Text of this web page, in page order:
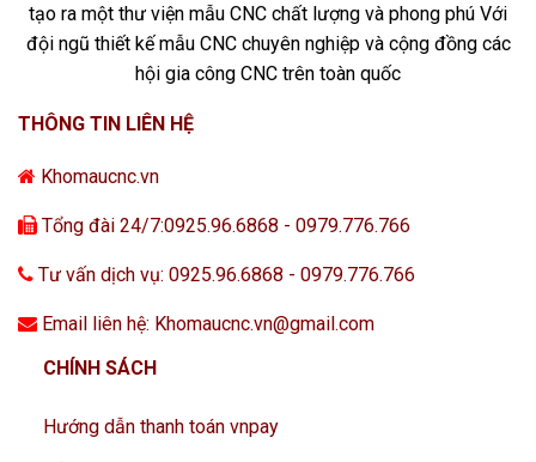
tạo ra một thư viện mẫu CNC chất lượng và phong phú Với
đội ngũ thiết kế mẫu CNC chuyên nghiệp và cộng đồng các
hội gia công CNC trên toàn quốc
THÔNG TIN LIÊN HỆ
Khomaucnc.vn
Tổng đài 24/7:0925.96.6868 - 0979.776.766
Tư vấn dịch vụ: 0925.96.6868 - 0979.776.766
Email liên hệ: Khomaucnc.vn@gmail.com
CHÍNH SÁCH
Hướng dẫn thanh toán vnpay